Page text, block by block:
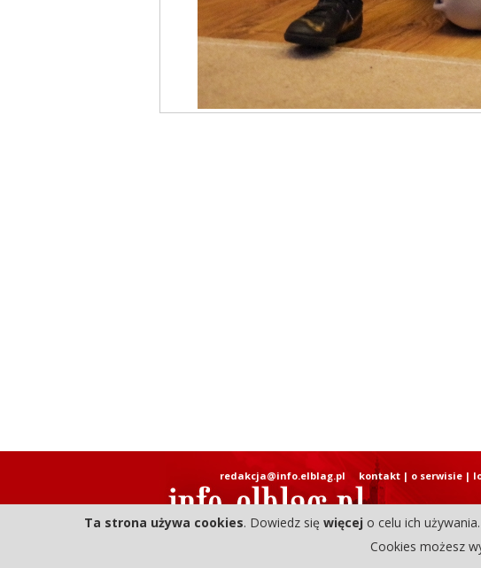
redakcja@info.elblag.pl kontakt| o serwisie|
Ta strona używa cookies. Dowiedz się więcej o celu ich
Cookies możesz